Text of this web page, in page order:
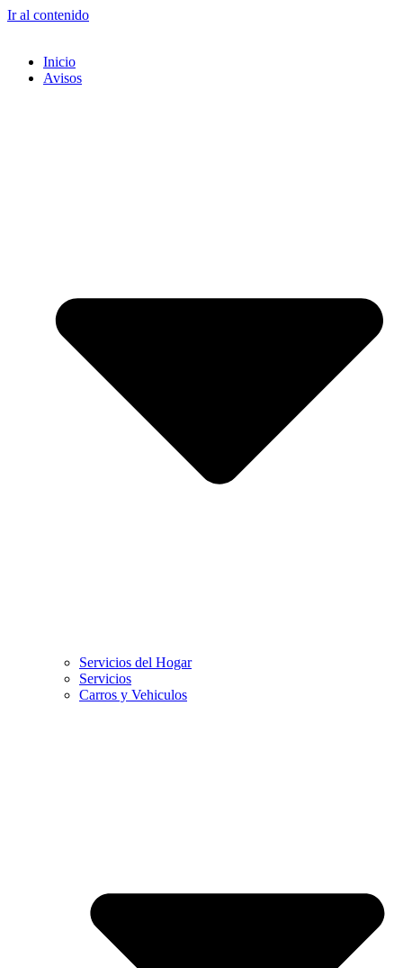
Ir al contenido
Inicio
Avisos
Servicios del Hogar
Servicios
Carros y Vehiculos